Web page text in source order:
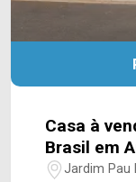
IMÓVEIS -
Casa à
Brasil em
Jardim Pau